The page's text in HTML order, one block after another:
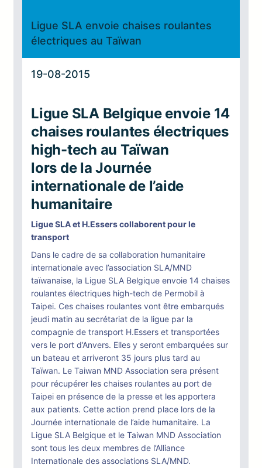
Ligue SLA envoie chaises roulantes
électriques au Taïwan
19-08-2015
Ligue SLA Belgique envoie 14
chaises roulantes électriques
high-tech au Taïwan
lors de la Journée
internationale de l’aide
humanitaire
Ligue SLA et H.Essers collaborent pour le
transport
Dans le cadre de sa collaboration humanitaire
internationale avec l’association SLA/MND
taïwanaise, la Ligue SLA Belgique envoie 14 chaises
roulantes électriques high-tech de Permobil à
Taipei. Ces chaises roulantes vont être embarqués
jeudi matin au secrétariat de la ligue par la
compagnie de transport H.Essers et transportées
vers le port d’Anvers. Elles y seront embarquées sur
un bateau et arriveront 35 jours plus tard au
Taïwan. Le Taiwan MND Association sera présent
pour récupérer les chaises roulantes au port de
Taipei en présence de la presse et les apportera
aux patients. Cette action prend place lors de la
Journée internationale de l’aide humanitaire. La
Ligue SLA Belgique et le Taiwan MND Association
sont tous les deux membres de l’Alliance
Internationale des associations SLA/MND.